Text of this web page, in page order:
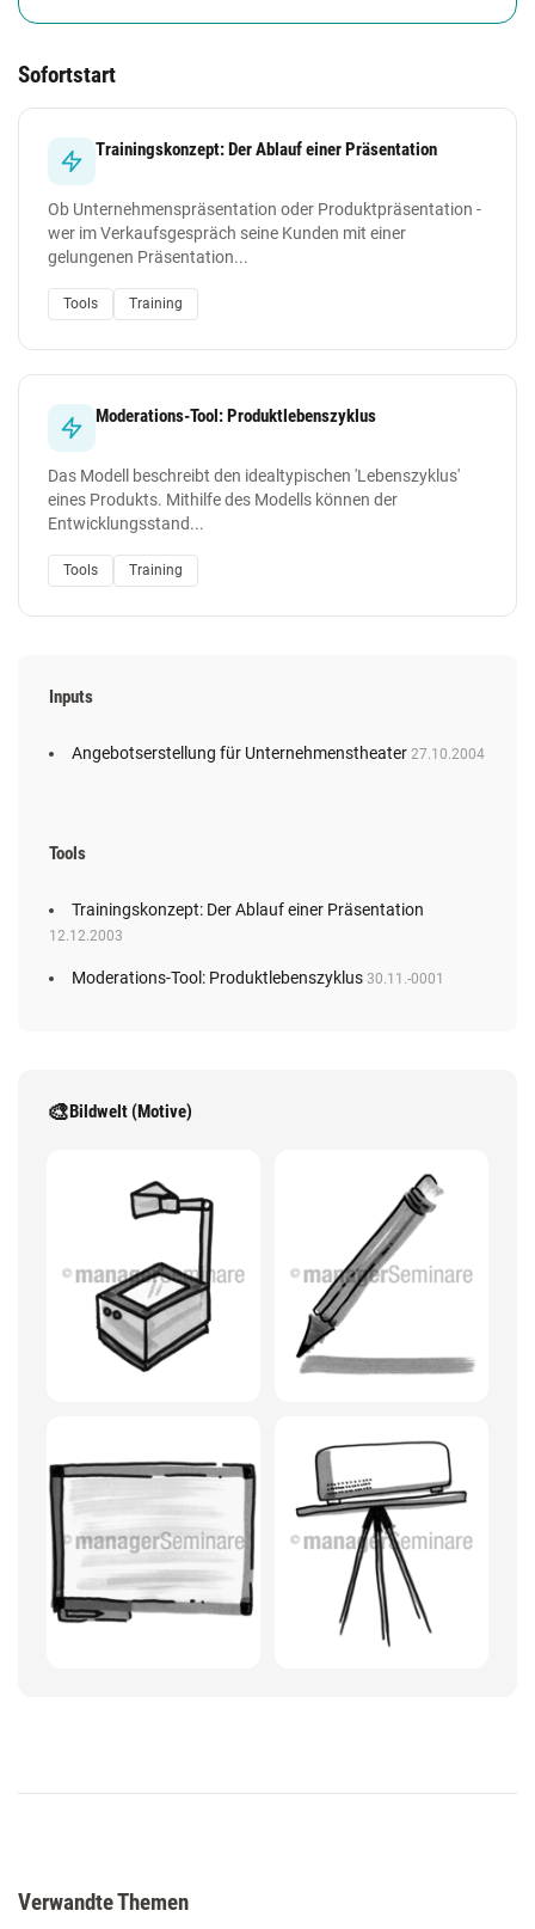
Sofortstart
Trainingskonzept: Der Ablauf einer Präsentation
Ob Unternehmenspräsentation oder Produktpräsentation -
wer im Verkaufsgespräch seine Kunden mit einer
gelungenen Präsentation...
Tools Training
Moderations-Tool: Produktlebenszyklus
Das Modell beschreibt den idealtypischen 'Lebenszyklus'
eines Produkts. Mithilfe des Modells können der
Entwicklungsstand...
Tools Training
Inputs
Angebotserstellung für Unternehmenstheater 27.10.2004
Tools
Trainingskonzept: Der Ablauf einer Präsentation
12.12.2003
Moderations-Tool: Produktlebenszyklus 30.11.-0001
🎨 Bildwelt (Motive)
Verwandte Themen